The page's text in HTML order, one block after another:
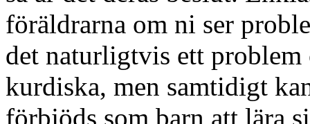
föräldrarna om ni ser
det naturligtvis ett
kurdiska, men samtidigt
förbjöds som barn att lära